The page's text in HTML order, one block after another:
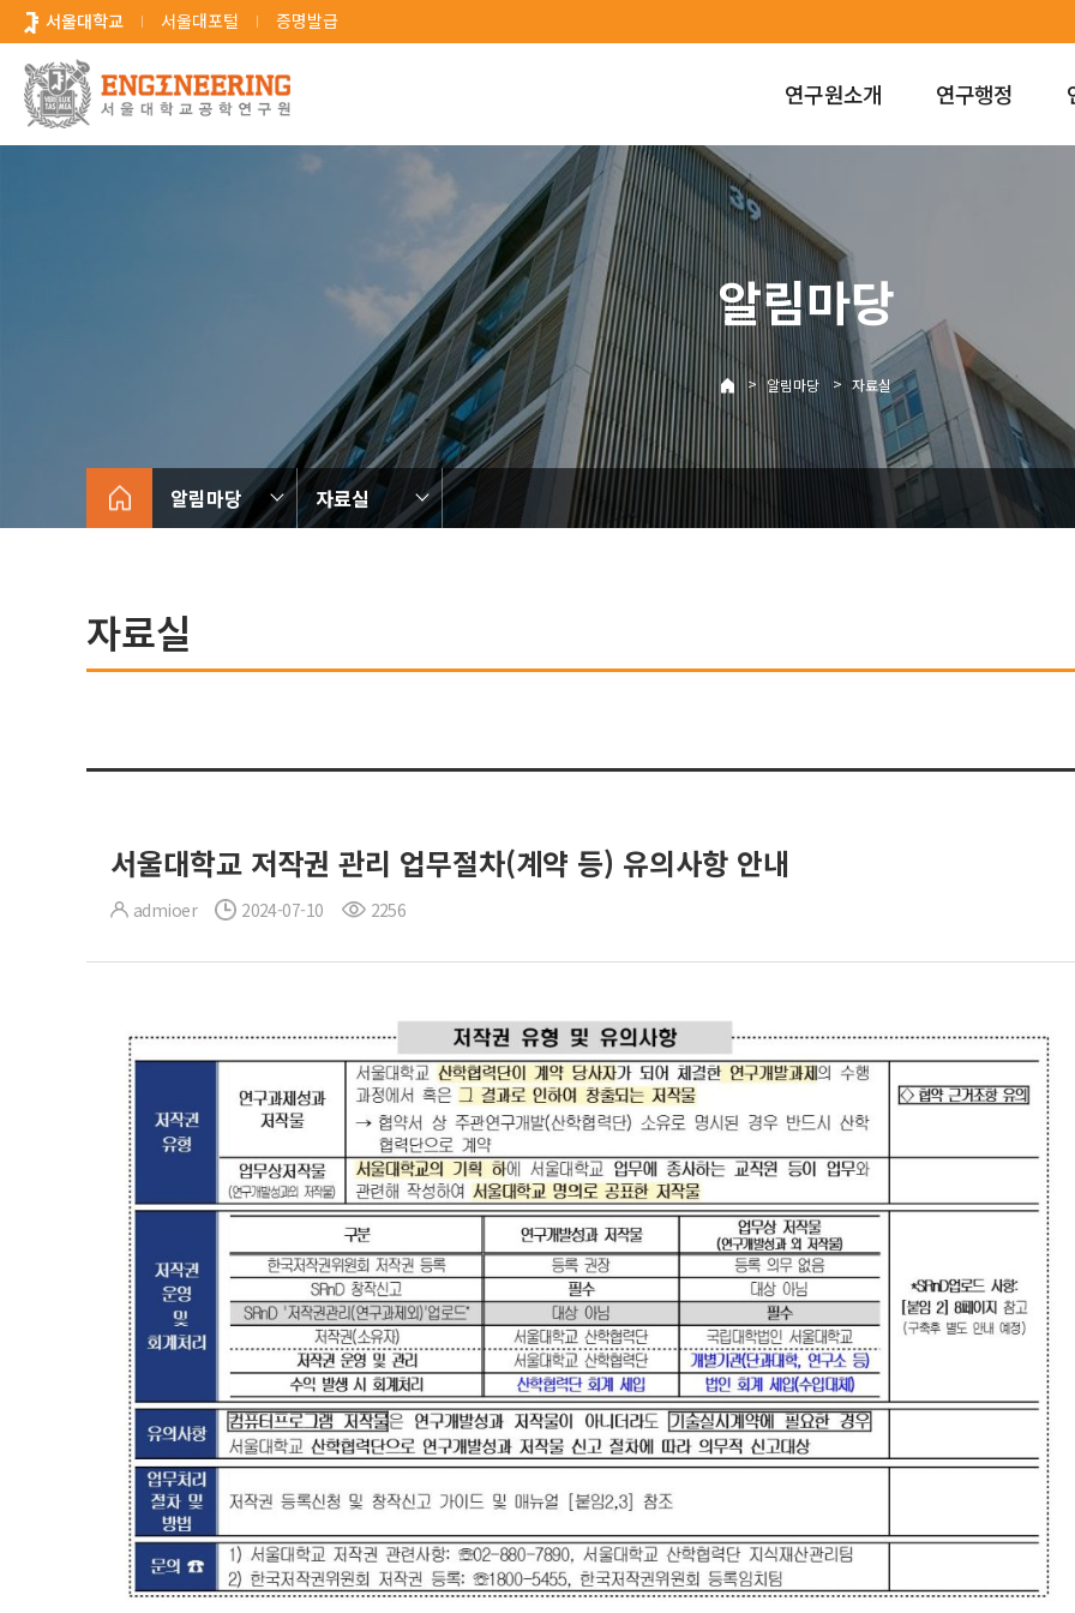
로
서울대학교 서울대포털 증명발급
연구원소개 연구행정
알림마당
> 알림마당 > 자료실
알림마당 자료실
자료실
서울대학교 저작권 관리 업무절차(계약 등) 유의사항 안내
admioer 2024-07-10 2256